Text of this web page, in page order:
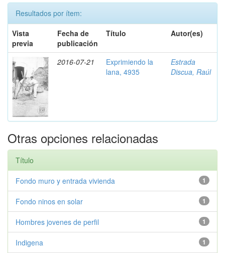
Resultados por ítem:
Vista
previa
Fecha de
publicación
Título Autor(es)
2016-07-21
Exprimiendo la
lana, 4935
Estrada
Discua, Raúl
Otras opciones relacionadas
Título
1
Fondo muro y entrada vivienda
1
Fondo ninos en solar
1
Hombres jovenes de perfil
1
Indigena